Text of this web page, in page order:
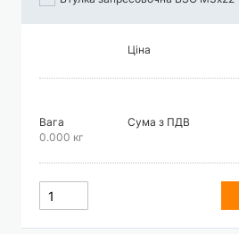
Ціна
Вага
0.000 кг
Сума з ПДВ